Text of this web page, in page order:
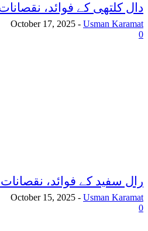
دال کلتھی کے فوائد،
Usman Karamat
-
October 17, 2025
0
رال سفید کے فوائد،
Usman Karamat
-
October 15, 2025
0